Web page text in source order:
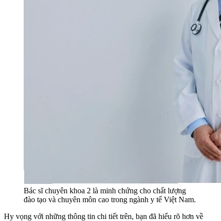
Bác sĩ chuyên khoa 2 là minh chứng cho chất lượng
đào tạo và chuyên môn cao trong ngành y tế Việt Nam.
Hy vọng với những thông tin chi tiết trên, bạn đã hiểu rõ hơn về